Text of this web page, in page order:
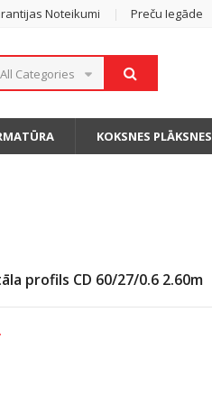
Noteikumi Preču Iegāde
All Categories
KOKSNES PLĀKSNES
profils CD 60/27/0.6 2.60m